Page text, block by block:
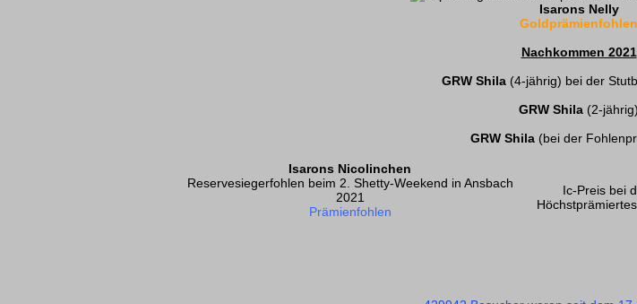
Isarons Nelly
Goldprämienfohlen
Nachkommen 2021
GRW Shila (4-jährig) bei der
GRW Shila (2-jährig)
GRW Shila(bei der
Isarons Nicolinchen
Reservesiegerfohlen beim 2. Shetty-Weekend in Ansbach
2021
Prämienfohlen
Ic-Preis bei